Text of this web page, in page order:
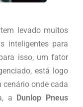
levado muitos
inteligentes para
isso, um fator
está logo
cenário onde cada
a Dunlop Pneus